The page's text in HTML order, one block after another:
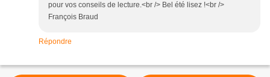
pour vos conseils de lecture.<br /> Bel été lisez !<br />
François Braud
Répondre